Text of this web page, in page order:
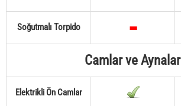
Soğutmalı Torpido
Camlar ve Aynalar
Elektrikli Ön Camlar